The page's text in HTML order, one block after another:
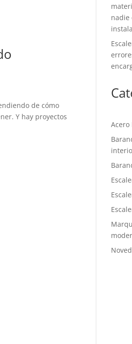
de cómo
Y hay proyectos
nadie
Acero